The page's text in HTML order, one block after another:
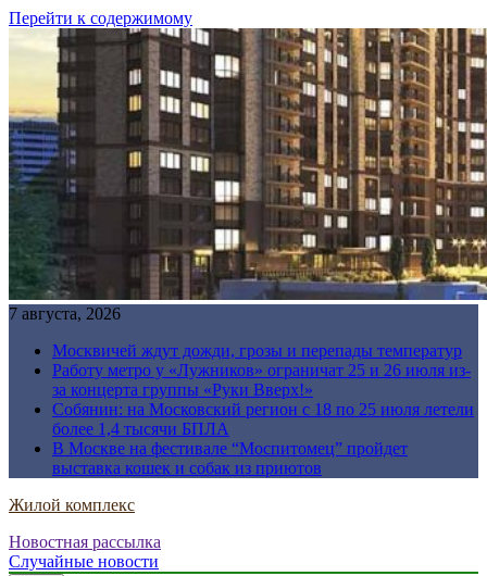
Перейти к содержимому
7 августа, 2026
Москвичей ждут дожди, грозы и перепады температур
Работу метро у «Лужников» ограничат 25 и 26 июля из-
за концерта группы «Руки Вверх!»
Собянин: на Московский регион с 18 по 25 июля летели
более 1,4 тысячи БПЛА
В Москве на фестивале “Моспитомец” пройдет
выставка кошек и собак из приютов
Жилой комплекс
Новостная рассылка
Случайные новости